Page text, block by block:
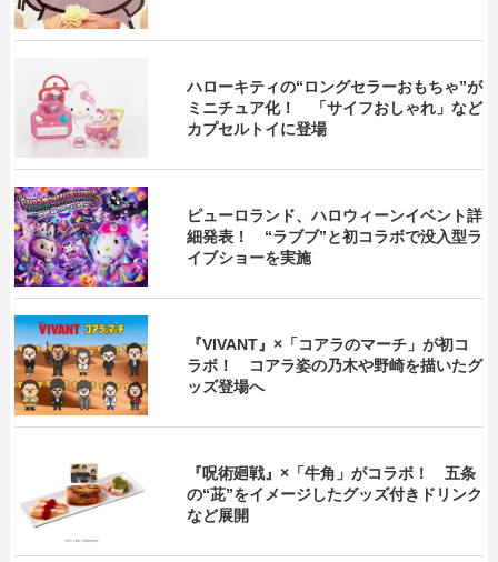
ハローキティの“ロングセラーおもちゃ”が
ミニチュア化！ 「サイフおしゃれ」など
カプセルトイに登場
ピューロランド、ハロウィーンイベント詳
細発表！ “ラブブ”と初コラボで没入型ラ
イブショーを実施
『VIVANT』×「コアラのマーチ」が初コ
ラボ！ コアラ姿の乃木や野崎を描いたグ
ッズ登場へ
『呪術廻戦』×「牛角」がコラボ！ 五条
の“茈”をイメージしたグッズ付きドリンク
など展開